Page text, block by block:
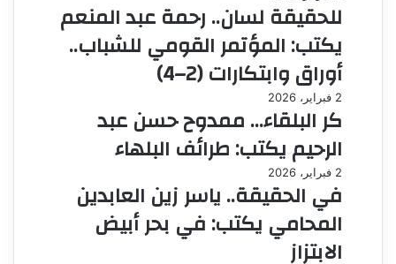
للحقيقة لسان.. رحمة عبد المنعم
يكتب: المؤتمر القومي للشباب..
أوراق وابتكارات (2–4)
2 فبراير، 2026
كر البلقاء… ممدوح حسن عبد
الرحيم يكتب: طرائف البلهاء
2 فبراير، 2026
في الحقيقة.. ياسر زين العابدين
المحامي يكتب: في بحر أبيض
الابتزاز